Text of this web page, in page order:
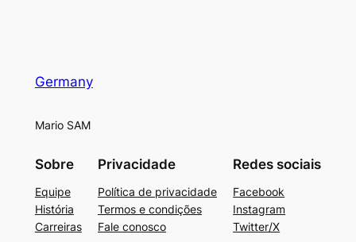
Germany
Mario SAM
Sobre
Equipe
História
Carreiras
Privacidade
Política de privacidade
Termos e condições
Fale conosco
Redes sociais
Facebook
Instagram
Twitter/X